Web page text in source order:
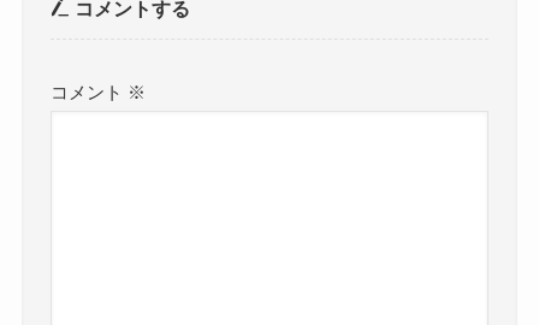
コメントする
コメント ※